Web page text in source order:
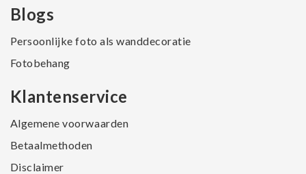
Blogs
Persoonlijke foto als wanddecoratie
Fotobehang
Klantenservice
Algemene voorwaarden
Betaalmethoden
Disclaimer